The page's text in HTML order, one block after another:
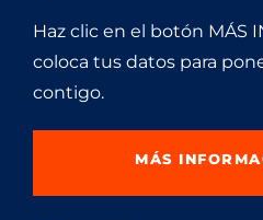
Haz clic en el botón MÁS
coloca tus datos para
contigo.
MÁS